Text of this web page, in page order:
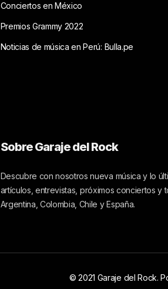
Conciertos en México
Premios Grammy 2022
Noticias de música en Perú: Bulla.pe
Sobre Garaje del Rock
Descubre con nosotros nueva música y lo
artículos, entrevistas, próximos conciertos
Argentina, Colombia, Chile y España.
© 2021 Garaje del Rock.